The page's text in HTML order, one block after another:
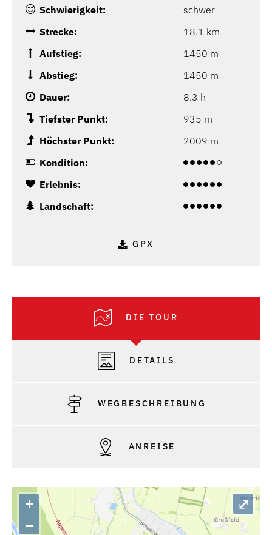
Schwierigkeit:
schwer
Strecke:
18.1 km
Aufstieg:
1450 m
Abstieg:
1450 m
Dauer:
8.3 h
Tiefster Punkt:
935 m
Höchster Punkt:
2009 m
Kondition:
Erlebnis:
Landschaft:
GPX
DIE TOUR
DETAILS
WEGBESCHREIBUNG
ANREISE
+
–
⤢